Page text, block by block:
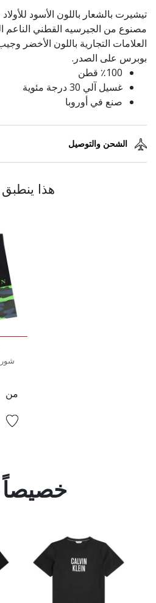
تيشيرت بالشعار باللون الأسود
مصنوع من الجيرسيه القطني الناعم
العلامات التجارية باللون الأخضر
بوبرس على الصدر.
٪100 قطن
غسيل آلي 30 درجة مئوية
صنع في أوروبا
الشحن والتوصيل
هذا
من